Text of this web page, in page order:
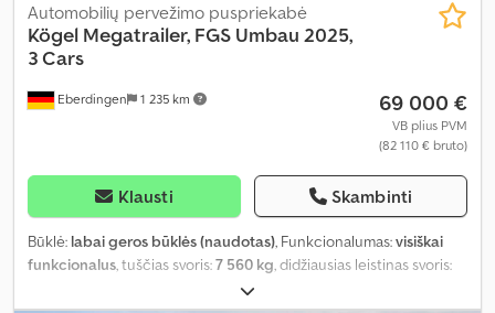
Eberdingen 1 235 km
Automobilių pervežimo puspriekabė
Kögel Megatrailer, FGS Umbau 2025,
3 Cars
69 000 €
VB plius PVM
(82 110 € bruto)
Klausti Skambinti
Būklė: labai geros būklės (naudotas), Funkcionalumas:visiškai
funkcionalus, tuščias svoris:7 560 kg, didžiausias leistinas svoris:
30 000 kg